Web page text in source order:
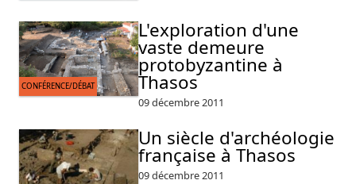
CONFÉRENCE/DÉBAT
L'exploration d'une
vaste demeure
protobyzantine à
Thasos
09 décembre 2011
Un siècle d'archéologie
française à Thasos
09 décembre 2011